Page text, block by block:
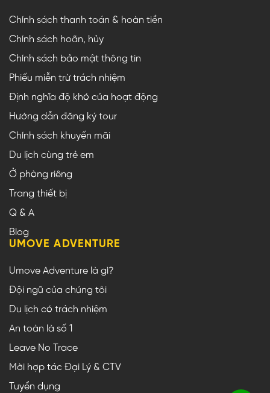
Chính sách thanh toán & hoàn tiền
Chính sách hoãn, hủy
Chính sách bảo mật thông tin
Phiếu miễn trừ trách nhiệm
Định nghĩa độ khó của hoạt động
Hướng dẫn đăng ký tour
Chính sách khuyến mãi
Du lịch cùng trẻ em
Ở phòng riêng
Trang thiết bị
Q & A
Blog
UMOVE ADVENTURE
Umove Adventure là gì?
Đội ngũ của chúng tôi
Du lịch có trách nhiệm
An toàn là số 1
Leave No Trace
Mời hợp tác Đại Lý & CTV
Tuyển dụng